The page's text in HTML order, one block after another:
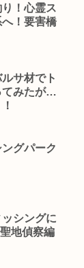
！心霊ス
！要害橋
サ材でト
てみたが…
グパーク
シングに
地偵察編